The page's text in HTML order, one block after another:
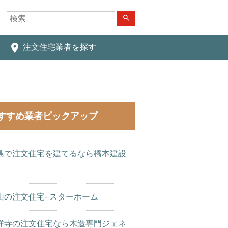
search
place 注文住宅業者を探す
すめ業者ピックアップ
で注文住宅を建てるなら橋本建設
の注文住宅- スターホーム
寺の注文住宅なら木造専門ジェネ